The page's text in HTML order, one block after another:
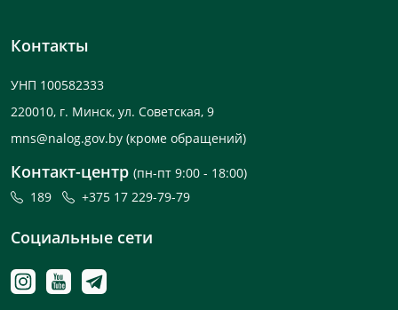
Контакты
УНП 100582333
220010, г. Минск, ул. Советская, 9
mns@nalog.gov.by (кроме обращений)
Контакт-центр (пн-пт 9:00 - 18:00)
189
+375 17 229-79-79
Социальные сети